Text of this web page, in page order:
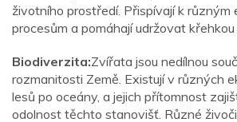
životního prostředí. Přispívají k různým
procesům a pomáhají udržovat
Biodiverzita:Zvířata jsou nedílnou
rozmanitosti Země. Existují v různých
lesů po oceány, a jejich přítomnost
odolnost těchto stanovišť. Různé